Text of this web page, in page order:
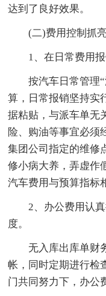
达到了良好效果。
(二)费用控制抓
1、在日常费用
按汽车日常管理
算，日常报销坚持实
据粘贴，与派车单无
险、购油等事宜必须
集团公司指定的维修
修小病大养，弄虚作
汽车费用与预算指标
2、办公费用认
度。
无入库出库单财
帐，同时定期进行检
门共同努力下，办公